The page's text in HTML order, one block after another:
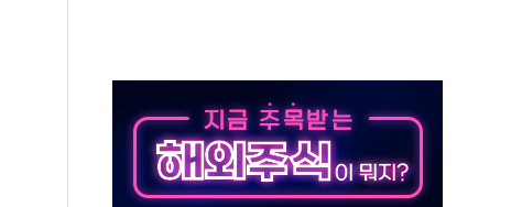
중 실종 60대 나흘만에 숨진 채 발견
기 살해 10대 아들 체포
' 받아친 정청래…제주 연설서 신경전 고조
지시…與 "적극 환영"·野 "졸속 국정"